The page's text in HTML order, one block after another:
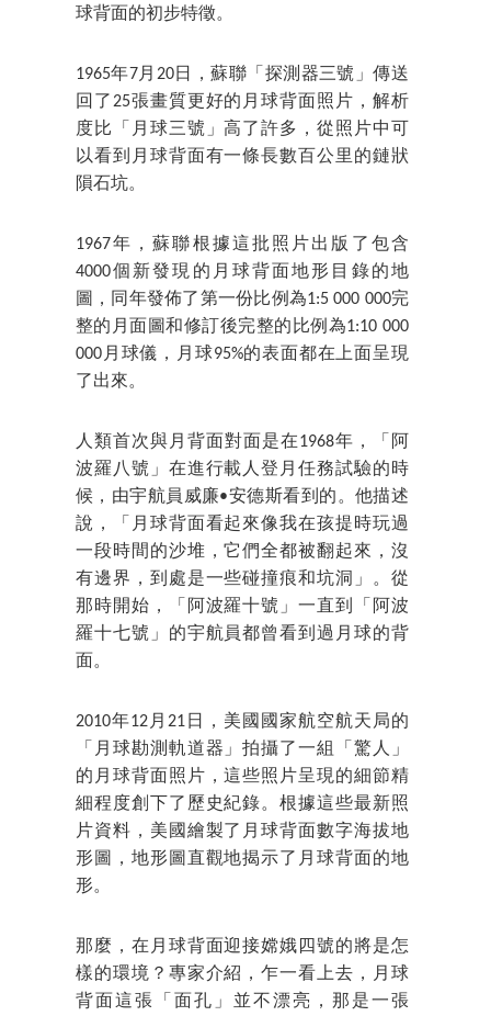
球背面的初步特徵。
1965年7月20日，蘇聯「探測器三號」傳送
回了25張畫質更好的月球背面照片，解析
度比「月球三號」高了許多，從照片中可
以看到月球背面有一條長數百公里的鏈狀
隕石坑。
1967年，蘇聯根據這批照片出版了包含
4000個新發現的月球背面地形目錄的地
圖，同年發佈了第一份比例為1:5 000 000完
整的月面圖和修訂後完整的比例為1:10 000
000月球儀，月球95%的表面都在上面呈現
了出來。
人類首次與月背面對面是在1968年，「阿
波羅八號」在進行載人登月任務試驗的時
候，由宇航員威廉•安德斯看到的。他描述
說，「月球背面看起來像我在孩提時玩過
一段時間的沙堆，它們全都被翻起來，沒
有邊界，到處是一些碰撞痕和坑洞」。從
那時開始，「阿波羅十號」一直到「阿波
羅十七號」的宇航員都曾看到過月球的背
面。
2010年12月21日，美國國家航空航天局的
「月球勘測軌道器」拍攝了一組「驚人」
的月球背面照片，這些照片呈現的細節精
細程度創下了歷史紀錄。根據這些最新照
片資料，美國繪製了月球背面數字海拔地
形圖，地形圖直觀地揭示了月球背面的地
形。
那麼，在月球背面迎接嫦娥四號的將是怎
樣的環境？專家介紹，乍一看上去，月球
背面這張「面孔」並不漂亮，那是一張